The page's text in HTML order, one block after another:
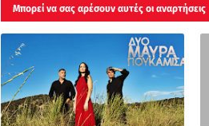
Μπορεί να σας αρέσουν αυτές οι αναρτήσεις